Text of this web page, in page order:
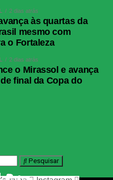
2 dias atrás
às quartas da
mesmo com
o Fortaleza
2 dias atrás
o Mirassol e avança
final da Copa do
Pesquisar